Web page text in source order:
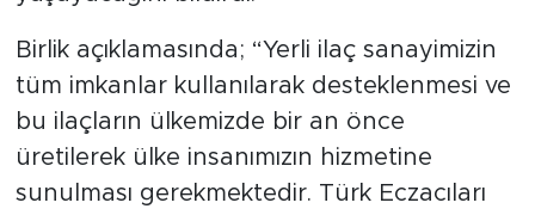
Birlik açıklamasında; “Yerli ilaç sanayimizin
tüm imkanlar kullanılarak desteklenmesi ve
bu ilaçların ülkemizde bir an önce
üretilerek ülke insanımızın hizmetine
sunulması gerekmektedir. Türk Eczacıları
SAĞLIK
SİYASET
MEDYA KÖŞESİ